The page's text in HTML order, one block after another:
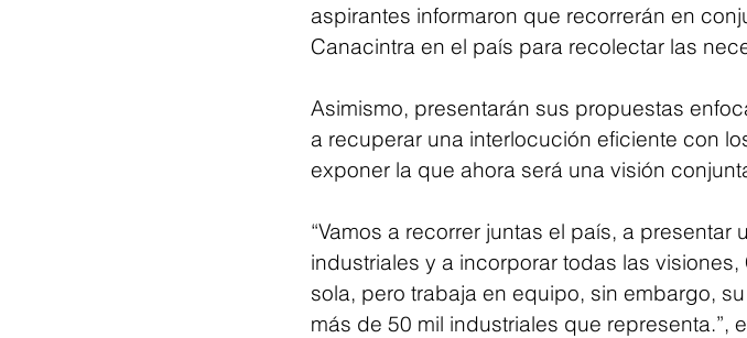
aspirantes informaron que recorrerán en
Canacintra en el país para recolectar las
Asimismo, presentarán sus propuestas
a recuperar una interlocución eficiente con
exponer la que ahora será una visión
“Vamos a recorrer juntas el país, a presentar
industriales y a incorporar todas las
sola, pero trabaja en equipo, sin embargo,
más de 50 mil industriales que representa.”,